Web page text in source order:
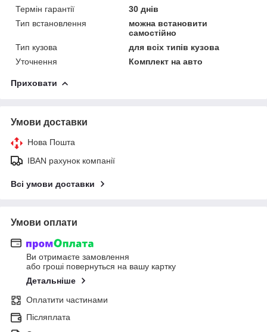
Термін гарантії
30 днів
Тип встановлення
можна встановити
самостійно
Тип кузова
для всіх типів кузова
Уточнення
Комплект на авто
Приховати
Умови доставки
Нова Пошта
IBAN рахунок компанії
Всі умови доставки
Умови оплати
Ви отримаєте замовлення
або гроші повернуться на вашу картку
Детальніше
Оплатити частинами
Післяплата